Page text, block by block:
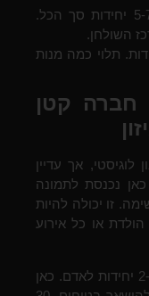
5-7 יחידות סך הכל.
השולחן.
תלוי כמה מנות
חברה קטן
לוגיסטי, אך עדיין
נכנסת לתמונה
זו יכולה להיות
או כל אירוע
2-2.5 יחידות לאדם. כאן